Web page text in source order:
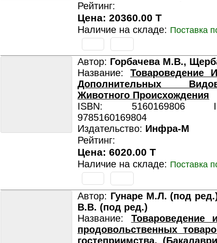
Рейтинг:
Цена: 20360.00 T
Наличие на складе: Поставка
Автор: Горбачева М.В.,
Название: Товароведение
Дополнительных
Животного Происхождения
ISBN: 5160169806
9785160169804
Издательство: Инфра-М
Рейтинг:
Цена: 6020.00 T
Наличие на складе: Поставка
Автор: Гунаре М.Л. (под
В.В. (под ред.)
Название: Товароведение
продовольственных
гостеприимства.